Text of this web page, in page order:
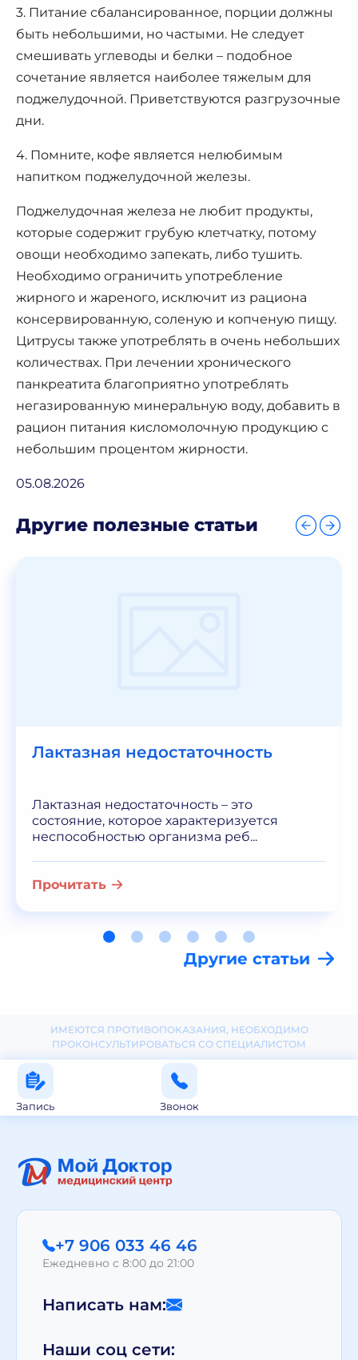
3. Питание сбалансированное, порции должны
быть небольшими, но частыми. Не следует
смешивать углеводы и белки – подобное
сочетание является наиболее тяжелым для
поджелудочной. Приветствуются разгрузочные
дни.
4. Помните, кофе является нелюбимым
напитком поджелудочной железы.
Поджелудочная железа не любит продукты,
которые содержит грубую клетчатку, потому
овощи необходимо запекать, либо тушить.
Необходимо ограничить употребление
жирного и жареного, исключит из рациона
консервированную, соленую и копченую пищу.
Цитрусы также употреблять в очень небольших
количествах. При лечении хронического
панкреатита благоприятно употреблять
негазированную минеральную воду, добавить в
рацион питания кисломолочную продукцию с
небольшим процентом жирности.
05.08.2026
Другие полезные статьи
Лактазная недостаточность
Лактазная недостаточность – это
состояние, которое характеризуется
неспособностью организма реб...
Прочитать
Другие статьи
ИМЕЮТСЯ ПРОТИВОПОКАЗАНИЯ, НЕОБХОДИМО
ПРОКОНСУЛЬТИРОВАТЬСЯ СО СПЕЦИАЛИСТОМ
Запись Звонок
+7 906 033 46 46
Ежедневно с 8:00 до 21:00
Написать нам:
Наши соц сети: